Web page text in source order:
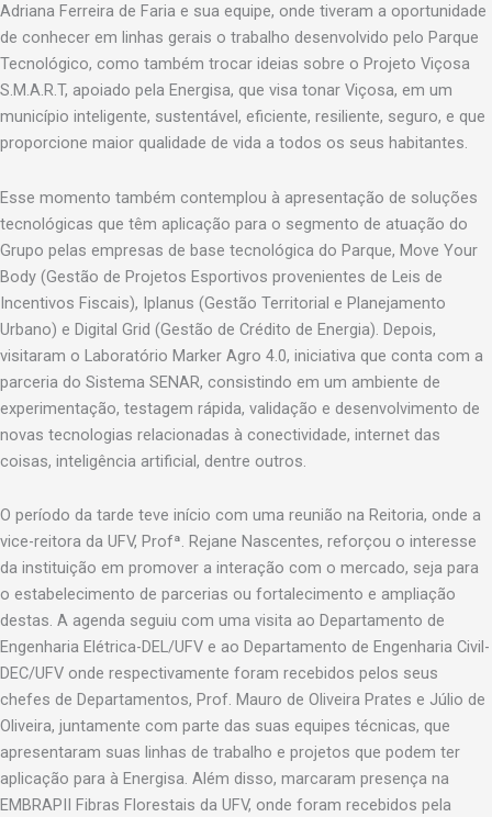
Adriana Ferreira de Faria e sua equipe, onde tiveram a oportunidade
de conhecer em linhas gerais o trabalho desenvolvido pelo Parque
Tecnológico, como também trocar ideias sobre o Projeto Viçosa
S.M.A.R.T, apoiado pela Energisa, que visa tonar Viçosa, em um
município inteligente, sustentável, eficiente, resiliente, seguro, e que
proporcione maior qualidade de vida a todos os seus habitantes.
Esse momento também contemplou à apresentação de soluções
tecnológicas que têm aplicação para o segmento de atuação do
Grupo pelas empresas de base tecnológica do Parque, Move Your
Body (Gestão de Projetos Esportivos provenientes de Leis de
Incentivos Fiscais), Iplanus (Gestão Territorial e Planejamento
Urbano) e Digital Grid (Gestão de Crédito de Energia). Depois,
visitaram o Laboratório Marker Agro 4.0, iniciativa que conta com a
parceria do Sistema SENAR, consistindo em um ambiente de
experimentação, testagem rápida, validação e desenvolvimento de
novas tecnologias relacionadas à conectividade, internet das
coisas, inteligência artificial, dentre outros.
O período da tarde teve início com uma reunião na Reitoria, onde a
vice-reitora da UFV, Profª. Rejane Nascentes, reforçou o interesse
da instituição em promover a interação com o mercado, seja para
o estabelecimento de parcerias ou fortalecimento e ampliação
destas. A agenda seguiu com uma visita ao Departamento de
Engenharia Elétrica-DEL/UFV e ao Departamento de Engenharia Civil-
DEC/UFV onde respectivamente foram recebidos pelos seus
chefes de Departamentos, Prof. Mauro de Oliveira Prates e Júlio de
Oliveira, juntamente com parte das suas equipes técnicas, que
apresentaram suas linhas de trabalho e projetos que podem ter
aplicação para à Energisa. Além disso, marcaram presença na
EMBRAPII Fibras Florestais da UFV, onde foram recebidos pela